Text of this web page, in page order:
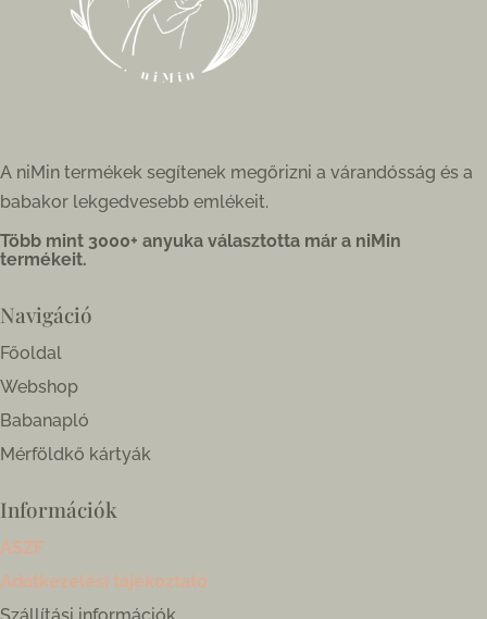
A niMin termékek segítenek megőrizni a várandósság és a
babakor lekgedvesebb emlékeit.
Több mint 3000+ anyuka választotta már a niMin
termékeit.
Navigáció
Főoldal
Webshop
Babanapló
Mérföldkő kártyák
Információk
ÁSZF
Adatkezelési tájékoztató
Szállítási információk